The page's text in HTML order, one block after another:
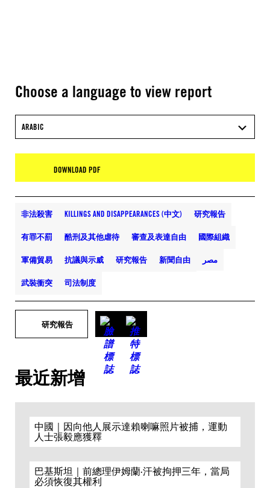
Choose a language to view report
ARABIC
DOWNLOAD PDF
非法殺害 KILLINGS AND DISAPPEARANCES (中文) 研究報告
有罪不罰 酷刑及其他虐待 審查及表達自由 國際組織
軍備貿易 抗議與示威 研究報告 新聞自由 مصر
武裝衝突 司法制度
研究報告
最近新增
中國｜因向他人展示達賴喇嘛照片被捕，運動
人士張毅應獲釋
巴基斯坦｜前總理伊姆蘭·汗被拘押三年，當局
必須恢復其權利